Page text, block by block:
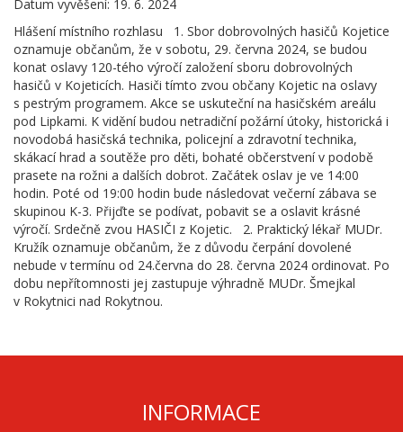
Datum vyvěšení: 19. 6. 2024
Hlášení místního rozhlasu 1. Sbor dobrovolných hasičů Kojetice
oznamuje občanům, že v sobotu, 29. června 2024, se budou
konat oslavy 120-tého výročí založení sboru dobrovolných
hasičů v Kojeticích. Hasiči tímto zvou občany Kojetic na oslavy
s pestrým programem. Akce se uskuteční na hasičském areálu
pod Lipkami. K vidění budou netradiční požární útoky, historická i
novodobá hasičská technika, policejní a zdravotní technika,
skákací hrad a soutěže pro děti, bohaté občerstvení v podobě
prasete na rožni a dalších dobrot. Začátek oslav je ve 14:00
hodin. Poté od 19:00 hodin bude následovat večerní zábava se
skupinou K-3. Přijďte se podívat, pobavit se a oslavit krásné
výročí. Srdečně zvou HASIČI z Kojetic. 2. Praktický lékař MUDr.
Kružík oznamuje občanům, že z důvodu čerpání dovolené
nebude v termínu od 24.června do 28. června 2024 ordinovat. Po
dobu nepřítomnosti jej zastupuje výhradně MUDr. Šmejkal
v Rokytnici nad Rokytnou.
INFORMACE